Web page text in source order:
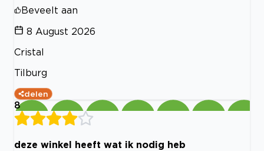
Beveelt aan
8 August 2026
Cristal
Tilburg
delen
8
deze winkel heeft wat ik nodig heb